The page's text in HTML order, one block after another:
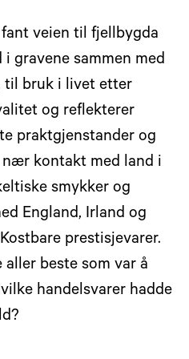
veien til fjellbygda
gravene sammen med
til bruk i livet etter
og reflekterer
praktgjenstander og
kontakt med land i
smykker og
England, Irland og
prestisjevarer.
beste som var å
handelsvarer hadde